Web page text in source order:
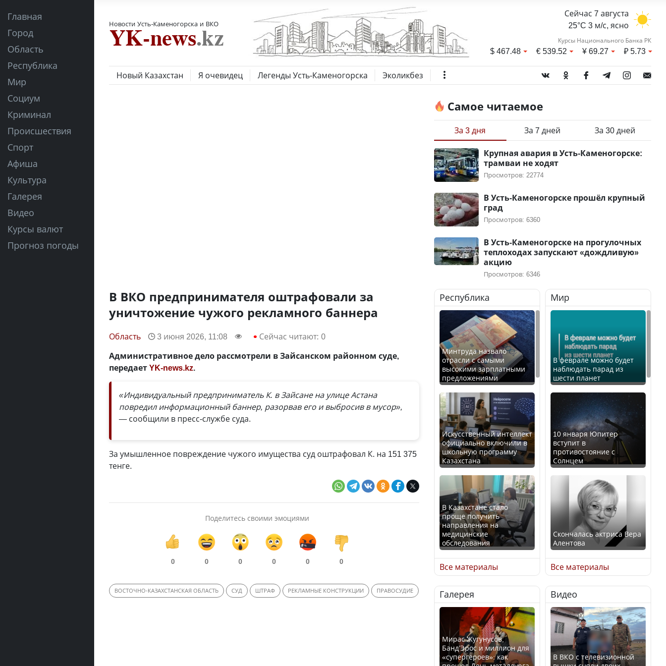
Главная
Город
Область
Республика
Мир
Социум
Криминал
Происшествия
Спорт
Афиша
Культура
Галерея
Видео
Курсы валют
Прогноз погоды
Новости Усть-Каменогорска и ВКО
Сейчас 7 августа
25°C 3 м/с, ясно
Курсы Национального Банка РК
$467.48 €539.52 ¥69.27 ₽5.73
Новый Казахстан Я очевидец Легенды Усть-Каменогорска Эколикбез
В ВКО предпринимателя оштрафовали за
уничтожение чужого рекламного баннера
Область 3 июня 2026, 11:08 Сейчас читают: 0
Административное дело рассмотрели в Зайсанском районном суде,
передаетYK-news.kz.
«Индивидуальный предприниматель К. в Зайсане на улице Астана
повредил информационный баннер, разорвав его и выбросив в мусор»,
— сообщили в пресс-службе суда.
За умышленное повреждение чужого имущества суд оштрафовал К. на 151 375
тенге.
Поделитесь своими эмоциями
0 0 0 0 0 0
ВОСТОЧНО-КАЗАХСТАНСКАЯ ОБЛАСТЬ СУД ШТРАФ РЕКЛАМНЫЕ КОНСТРУКЦИИ ПРАВОСУДИЕ
Самое читаемое
За 3 дня За 7 дней За 30 дней
Крупная авария в Усть-Каменогорске:
трамваи не ходят
Просмотров: 22774
В Усть-Каменогорске прошёл крупный
град
Просмотров: 6360
В Усть-Каменогорске на прогулочных
теплоходах запускают «дождливую»
акцию
Просмотров: 6346
Республика
Минтруда назвало
отрасли с самыми
высокими зарплатными
предложениями
Искусственный интеллект
официально включили в
школьную программу
Казахстана
В Казахстане стало
проще получить
направления на
медицинские
обследования
Қазақстан Орталық Азия
елдері арасында әл-ауқат
индексінде көш бастады
Все материалы
Мир
В феврале можно будет
наблюдать парад из
шести планет
10 января Юпитер
вступит в
противостояние с
Солнцем
Скончалась актриса Вера
Алентова
В РФ вынесен заочный
приговор по уголовному
делу об убийстве Игоря
Талькова
Все материалы
Галерея
Мирас Жугунусов,
Банд’Эрос и миллион для
«супергероев»: как
Видео
В ВКО с телевизионной